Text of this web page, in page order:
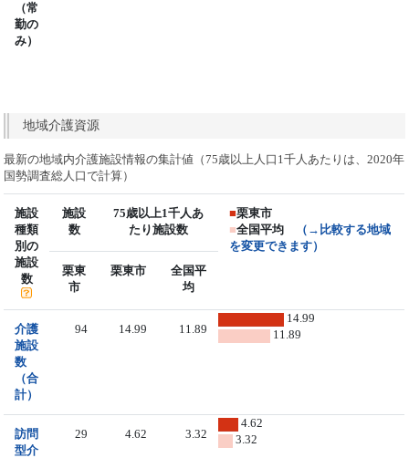
（常
勤の
み）
地域介護資源
最新の地域内介護施設情報の集計値（75歳以上人口1千人あたりは、2020年
国勢調査総人口で計算）
施設
種類
別の
施設
数
施設
数
75歳以上1千人あ
たり施設数
■栗東市
■全国平均
（→比較する地域
を変更できます）
栗東
市
栗東市
全国平
均
介護
施設
数
（合
計）
94 14.99 11.89
14.99
11.89
訪問
型介
29 4.62 3.32
4.62
3.32